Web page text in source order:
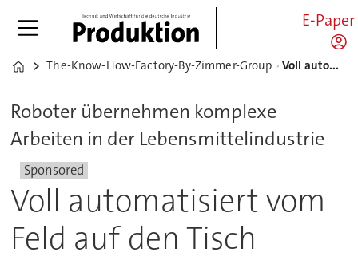
E-Paper
Home
The-Know-How-Factory-By-Zimmer-Group Voll automatisiert vom Feld auf den Tisch
Roboter übernehmen komplexe
Arbeiten in der Lebensmittelindustrie
Sponsored
Voll automatisiert vom
Feld auf den Tisch